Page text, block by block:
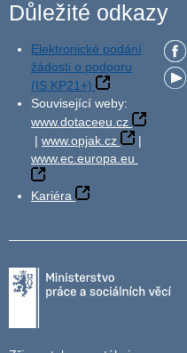
Důležité odkazy
Elektronické podání
žádosti o podporu
(IS KP21+)
Související weby:
www.dotaceeu.cz
| www.opjak.cz
|
www.ec.europa.eu
Kariéra